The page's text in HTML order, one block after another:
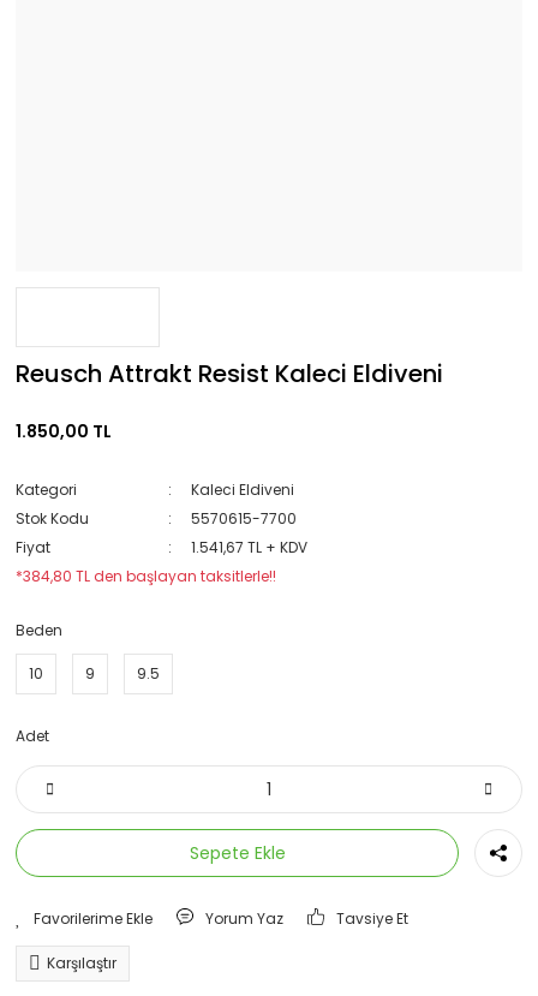
Reusch Attrakt Resist Kaleci Eldiveni
1.850,00 TL
Kategori
Kaleci Eldiveni
Stok Kodu
5570615-7700
Fiyat
1.541,67 TL + KDV
*384,80 TL den başlayan taksitlerle!!
Beden
10 9 9.5
Adet
Sepete Ekle
Yorum Yaz Tavsiye Et
Karşılaştır